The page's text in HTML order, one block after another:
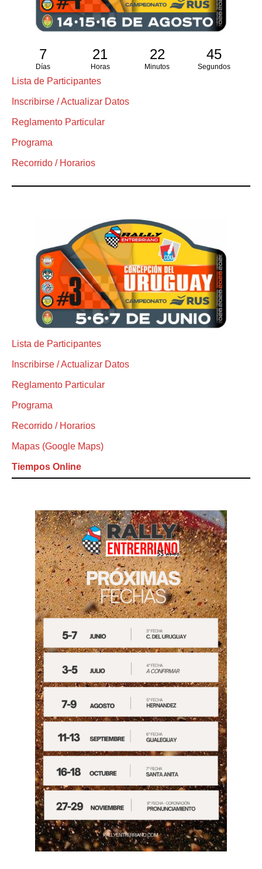
7
Días
21
Horas
22
Minutos
45
Segundos
Lista de Participantes
Inscribirse / Actualizar Datos
Reglamento Particular
Programa
Recorrido / Horarios
Lista de Participantes
Inscribirse / Actualizar Datos
Reglamento Particular
Programa
Recorrido / Horarios
Mapas (Google Maps)
Tiempos Online